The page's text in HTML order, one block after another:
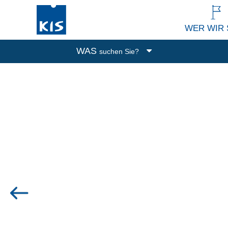
WER WIR
WAS suchen Sie?